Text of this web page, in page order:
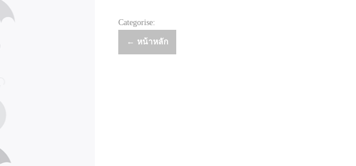
Categorise:
Post
← หน้าหลัก